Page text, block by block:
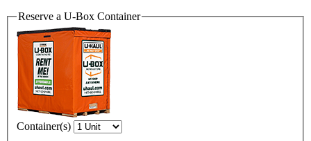
Reserve a U-Box Container
Container(s)